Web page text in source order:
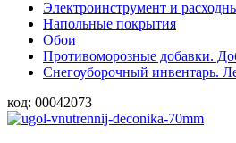
Электроинструмент и
Напольные покрытия
Обои
Противоморозные добавки.
Снегоуборочный инвентарь.
код: 00042073